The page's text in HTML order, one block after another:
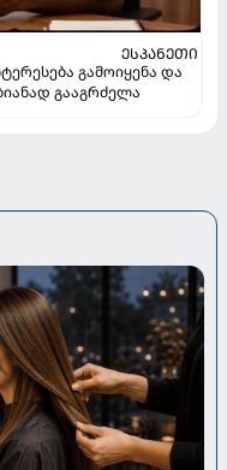
ᲔᲡᲞᲐᲜᲔᲗᲘ
გამოიყენა და
გააგრძელა